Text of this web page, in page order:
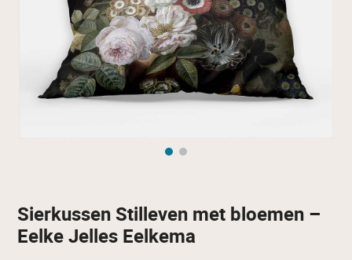
Sierkussen Stilleven met bloemen –
Eelke Jelles Eelkema